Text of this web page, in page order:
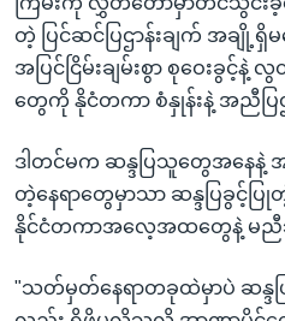
တဲ့ ပြင်ဆင်ပြဌာန်းချက် အချို့ရှိ
အပြင်ငြိမ်းချမ်းစွာ စုဝေးခွင့်
တွေကို နိုငံတကာ စံနှုန်းနဲ့ အညီပြ
ဒါတင်မက ဆန္ဒပြသူတွေအနေ
တဲ့နေရာတွေမှာသာ ဆန္ဒပြခွင့်
နိုင်ငံတကာအလေ့အထတွေနဲ့ မညီဘူ
"သတ်မှတ်နေရာတခုထဲမှာပဲ ဆန္